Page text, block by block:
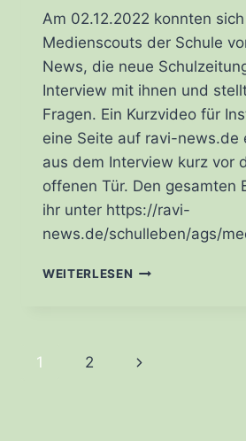
Am 02.12.2022 konnten
Medienscouts der Schule
News, die neue
Interview mit ihnen und
Fragen. Ein Kurzvideo für
eine Seite auf ravi-news.de
aus dem Interview kurz vor
offenen Tür. Den gesamten
ihr unter https://ravi-
news.de/schulleben/ags/
WEITERLESEN MEDIENSCOUTS
Seitennavigation
1 2
Nächste